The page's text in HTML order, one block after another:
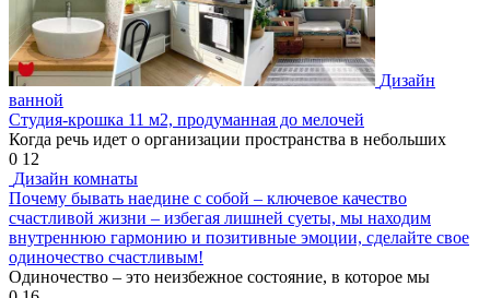
Дизайн
ванной
Студия-крошка 11 м2, продуманная до мелочей
Когда речь идет о организации пространства в небольших
0 12
Дизайн комнаты
Почему бывать наедине с собой – ключевое качество
счастливой жизни – избегая лишней суеты, мы находим
внутреннюю гармонию и позитивные эмоции, сделайте свое
одиночество счастливым!
Одиночество – это неизбежное состояние, в которое мы